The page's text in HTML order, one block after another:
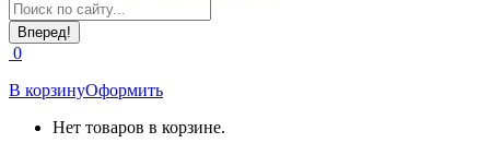
Страница
WhatsApp
открывается
в
новом
окне
Поиск:
0
В корзинуОформить
Нет товаров в корзине.